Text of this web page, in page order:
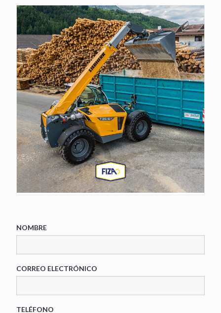
NOMBRE
CORREO ELECTRÓNICO
TELÉFONO